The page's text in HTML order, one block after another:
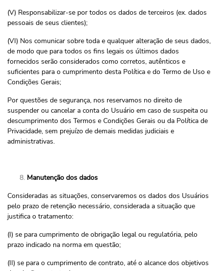
(V) Responsabilizar-se por todos os dados de terceiros (ex. dados
pessoais de seus clientes);
(VI) Nos comunicar sobre toda e qualquer alteração de seus dados,
de modo que para todos os fins legais os últimos dados
fornecidos serão considerados como corretos, autênticos e
suficientes para o cumprimento desta Política e do Termo de Uso e
Condições Gerais;
Por questões de segurança, nos reservamos no direito de
suspender ou cancelar a conta do Usuário em caso de suspeita ou
descumprimento dos Termos e Condições Gerais ou da Política de
Privacidade, sem prejuízo de demais medidas judiciais e
administrativas.
Manutenção dos dados
Consideradas as situações, conservaremos os dados dos Usuários
pelo prazo de retenção necessário, considerada a situação que
justifica o tratamento:
(I) se para cumprimento de obrigação legal ou regulatória, pelo
prazo indicado na norma em questão;
(II) se para o cumprimento de contrato, até o alcance dos objetivos